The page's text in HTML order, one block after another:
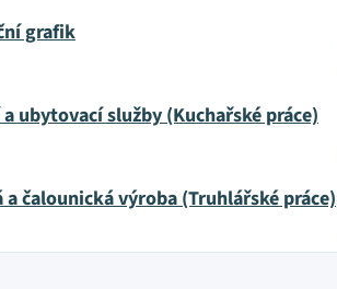
grafik
ubytovací služby (Kuchařské práce)
čalounická výroba (Truhlářské práce)